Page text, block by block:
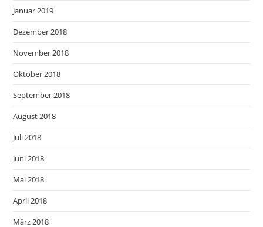
Januar 2019
Dezember 2018
November 2018
Oktober 2018
September 2018
August 2018
Juli 2018
Juni 2018
Mai 2018
April 2018
März 2018